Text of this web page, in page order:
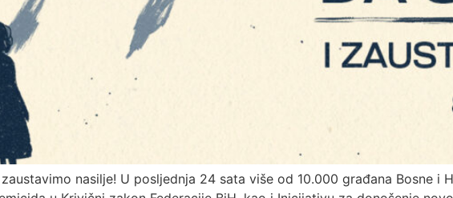
nasilje! U posljednja 24 sata više od 10.000 građana Bosne